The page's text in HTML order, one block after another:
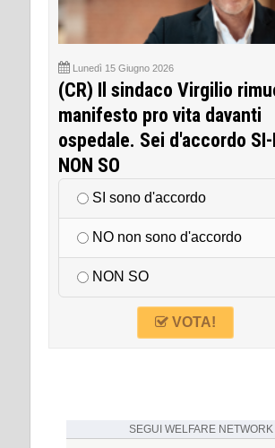
Lunedì 15 Giugno 2026
(CR) Il sindaco Virgilio
manifesto pro vita davanti
ospedale. Sei d'accordo SI-
NON SO
SI sono d'accordo
NO non sono d'accordo
NON SO
VOTA!
SEGUI WELFARE NETWORK